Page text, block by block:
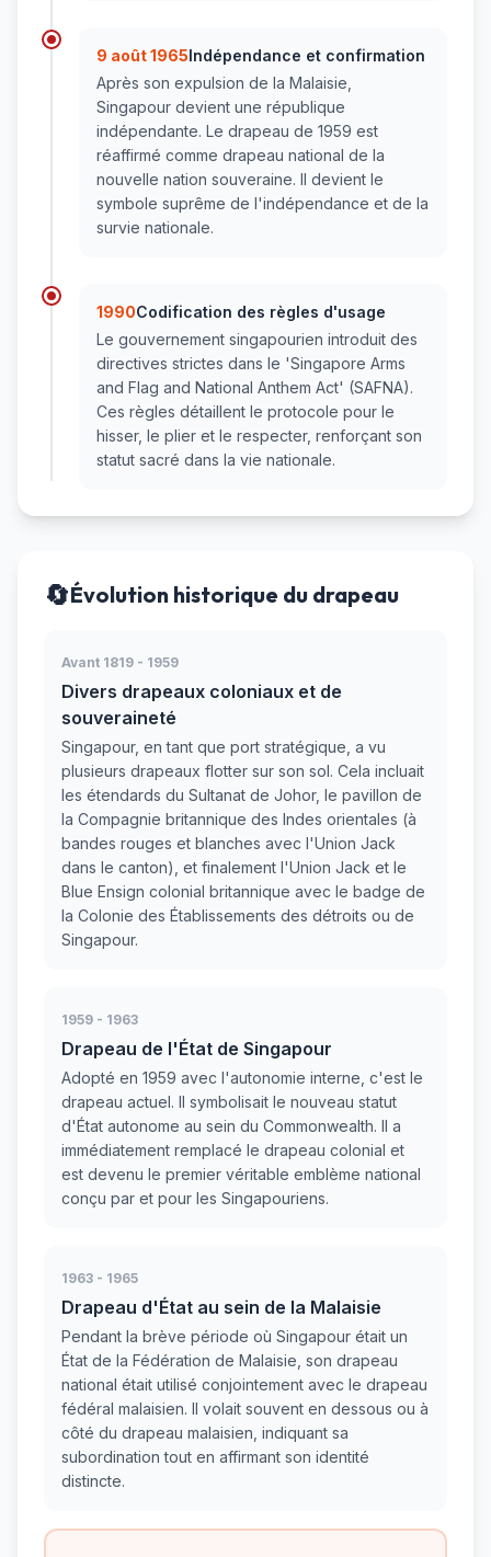
9 août 1965Indépendance et confirmation
Après son expulsion de la Malaisie,
Singapour devient une république
indépendante. Le drapeau de 1959 est
réaffirmé comme drapeau national de la
nouvelle nation souveraine. Il devient le
symbole suprême de l'indépendance et de la
survie nationale.
1990Codification des règles d'usage
Le gouvernement singapourien introduit des
directives strictes dans le 'Singapore Arms
and Flag and National Anthem Act' (SAFNA).
Ces règles détaillent le protocole pour le
hisser, le plier et le respecter, renforçant son
statut sacré dans la vie nationale.
🔄Évolution historique du drapeau
Avant 1819 - 1959
Divers drapeaux coloniaux et de
souveraineté
Singapour, en tant que port stratégique, a vu
plusieurs drapeaux flotter sur son sol. Cela incluait
les étendards du Sultanat de Johor, le pavillon de
la Compagnie britannique des Indes orientales (à
bandes rouges et blanches avec l'Union Jack
dans le canton), et finalement l'Union Jack et le
Blue Ensign colonial britannique avec le badge de
la Colonie des Établissements des détroits ou de
Singapour.
1959 - 1963
Drapeau de l'État de Singapour
Adopté en 1959 avec l'autonomie interne, c'est le
drapeau actuel. Il symbolisait le nouveau statut
d'État autonome au sein du Commonwealth. Il a
immédiatement remplacé le drapeau colonial et
est devenu le premier véritable emblème national
conçu par et pour les Singapouriens.
1963 - 1965
Drapeau d'État au sein de la Malaisie
Pendant la brève période où Singapour était un
État de la Fédération de Malaisie, son drapeau
national était utilisé conjointement avec le drapeau
fédéral malaisien. Il volait souvent en dessous ou à
côté du drapeau malaisien, indiquant sa
subordination tout en affirmant son identité
distincte.